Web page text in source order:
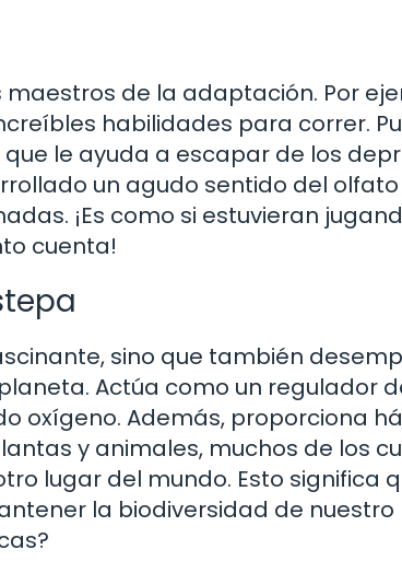
de la adaptación. Por
habilidades para correr.
le ayuda a escapar de los
un agudo sentido del
¡Es como si estuvieran
cuenta!
sino que también
Actúa como un regulador
oxígeno. Además, proporciona
y animales, muchos de los
lugar del mundo. Esto significa
la biodiversidad de nuestro